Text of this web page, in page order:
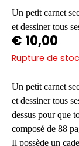
Un petit carnet
et dessiner tous
€ 10,00
Rupture de
Un petit carnet
et dessiner tous
dessus pour que
composé de 88
Il possède un